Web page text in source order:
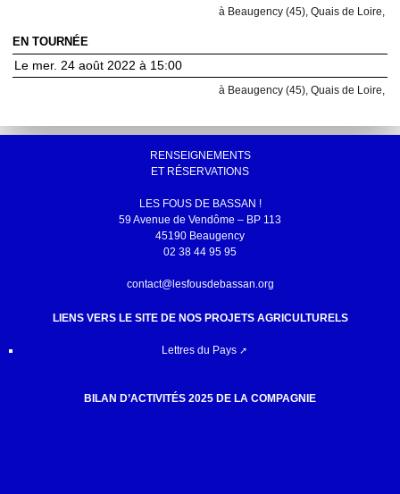
à Beaugency (45), Quais de Loire,
EN TOURNÉE
Le mer. 24 août 2022 à 15:00
à Beaugency (45), Quais de Loire,
RENSEIGNEMENTS
ET RÉSERVATIONS
LES FOUS DE BASSAN !
59 Avenue de Vendôme – BP 113
45190 Beaugency
02 38 44 95 95
contact@lesfousdebassan.org
LIENS VERS LE SITE DE NOS PROJETS AGRICULTURELS
Lettres du Pays
BILAN D’ACTIVITÉS 2025 DE LA COMPAGNIE